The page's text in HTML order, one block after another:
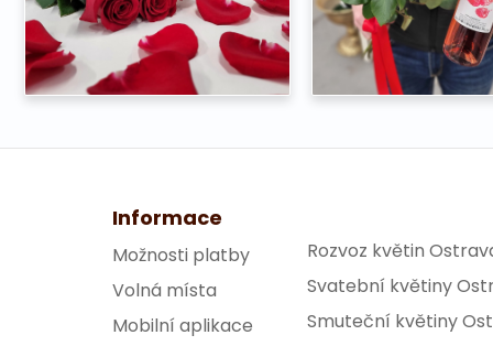
Informace
Možnosti platby
Volná místa
Mobilní aplikace
Rozvoz květin
Svatební květiny
Smuteční květiny